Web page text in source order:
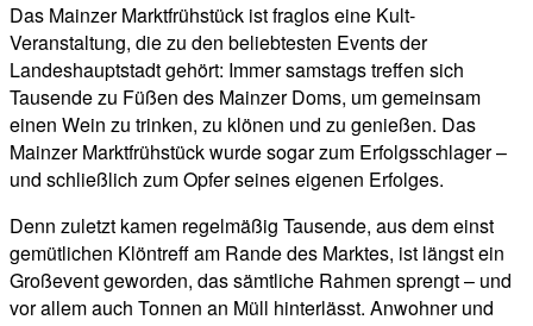
Das Mainzer Marktfrühstück ist fraglos eine Kult-
Veranstaltung, die zu den beliebtesten Events der
Landeshauptstadt gehört: Immer samstags treffen sich
Tausende zu Füßen des Mainzer Doms, um gemeinsam
einen Wein zu trinken, zu klönen und zu genießen. Das
Mainzer Marktfrühstück wurde sogar zum Erfolgsschlager –
und schließlich zum Opfer seines eigenen Erfolges.
Denn zuletzt kamen regelmäßig Tausende, aus dem einst
gemütlichen Klöntreff am Rande des Marktes, ist längst ein
Großevent geworden, das sämtliche Rahmen sprengt – und
vor allem auch Tonnen an Müll hinterlässt. Anwohner und